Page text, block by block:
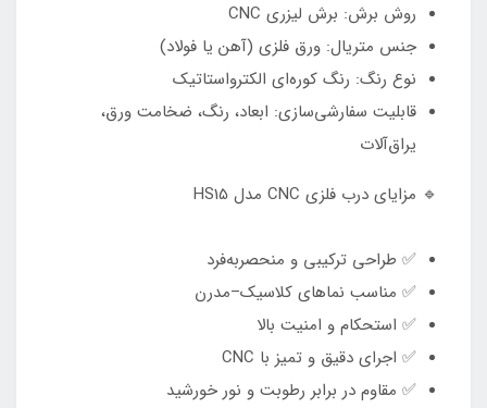
روش برش: برش لیزری CNC
جنس متریال: ورق فلزی (آهن یا فولاد)
نوع رنگ: رنگ کوره‌ای الکترواستاتیک
قابلیت سفارشی‌سازی: ابعاد، رنگ، ضخامت ورق،
یراق‌آلات
🔹 مزایای درب فلزی CNC مدل HS15
✅ طراحی ترکیبی و منحصربه‌فرد
✅ مناسب نماهای کلاسیک–مدرن
✅ استحکام و امنیت بالا
✅ اجرای دقیق و تمیز با CNC
✅ مقاوم در برابر رطوبت و نور خورشید